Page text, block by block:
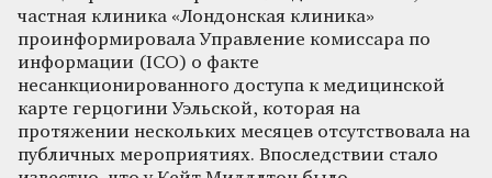
частная клиника «Лондонская клиника»
проинформировала Управление комиссара по
информации (ICO) о факте
несанкционированного доступа к медицинской
карте герцогини Уэльской, которая на
протяжении нескольких месяцев отсутствовала на
публичных мероприятиях. Впоследствии стало